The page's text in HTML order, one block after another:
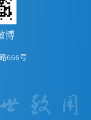
博
666号